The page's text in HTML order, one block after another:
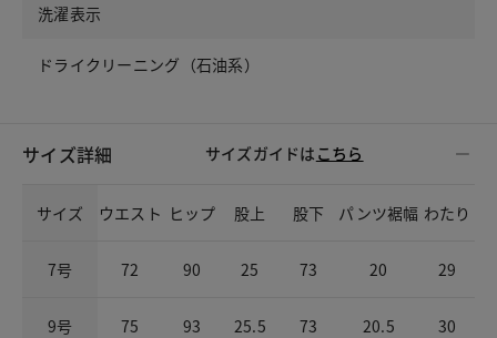
洗濯表示
ドライクリーニング（石油系）
サイズ詳細 サイズガイドは こちら
サイズ ウエスト ヒップ 股上 股下 パンツ裾幅 わたり
7号 72 90 25 73 20 29
9号 75 93 25.5 73 20.5 30